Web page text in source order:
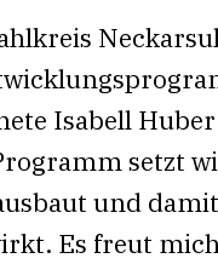
Isabell
setzt
und
Es freut